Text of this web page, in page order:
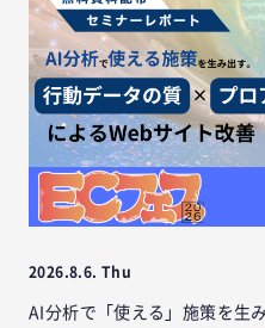
2026.8.6. Thu
AI分析で「使える」施策を生